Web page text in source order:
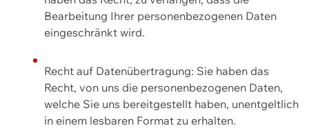
Bearbeitung Ihrer personenbezogenen Daten
eingeschränkt wird.
Recht auf Datenübertragung: Sie haben das
Recht, von uns die personenbezogenen Daten,
welche Sie uns bereitgestellt haben, unentgeltlich
in einem lesbaren Format zu erhalten.